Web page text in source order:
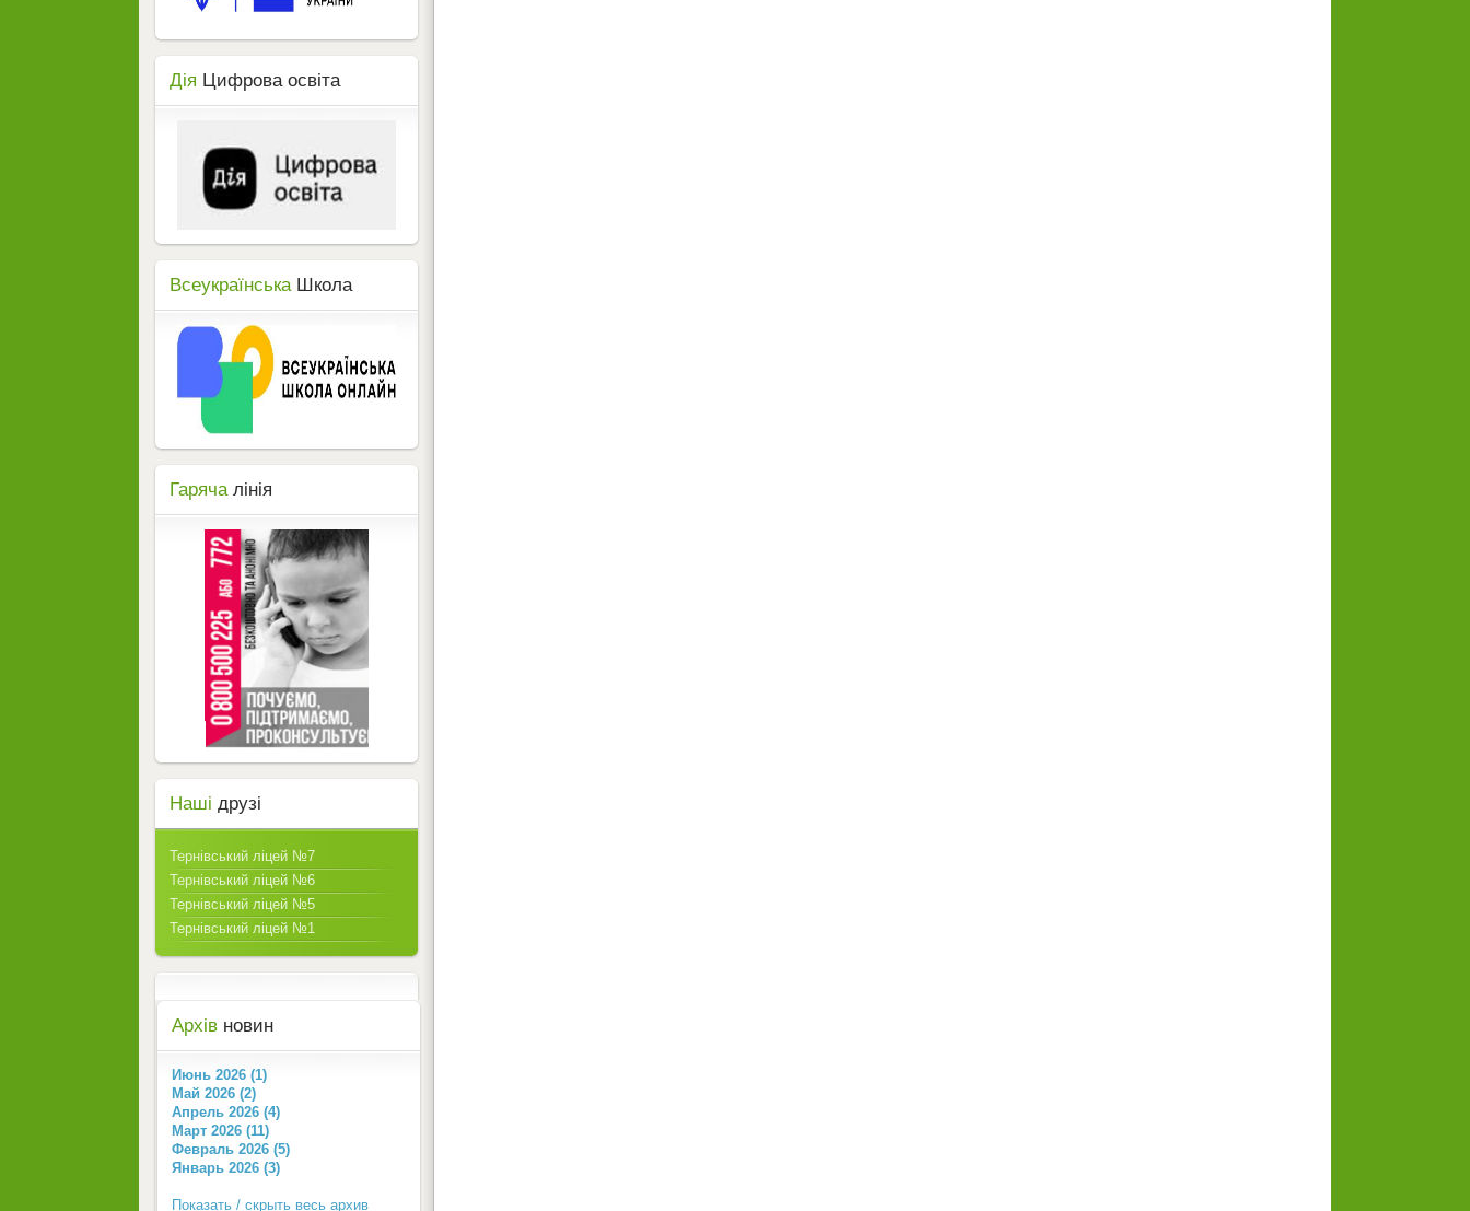
Дія Цифрова освіта
ВсеукраїнськаШкола
Гарячалінія
Наші друзі
Тернівський ліцей №7
Тернівський ліцей №6
Тернівський ліцей №5
Тернівський ліцей №1
Архів новин
Июнь 2026 (1)
Май 2026 (2)
Апрель 2026 (4)
Март 2026 (11)
Февраль 2026 (5)
Январь 2026 (3)
Показать / скрыть весь архив